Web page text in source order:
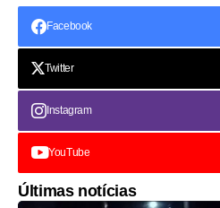
Facebook
Twitter
Instagram
YouTube
Últimas notícias